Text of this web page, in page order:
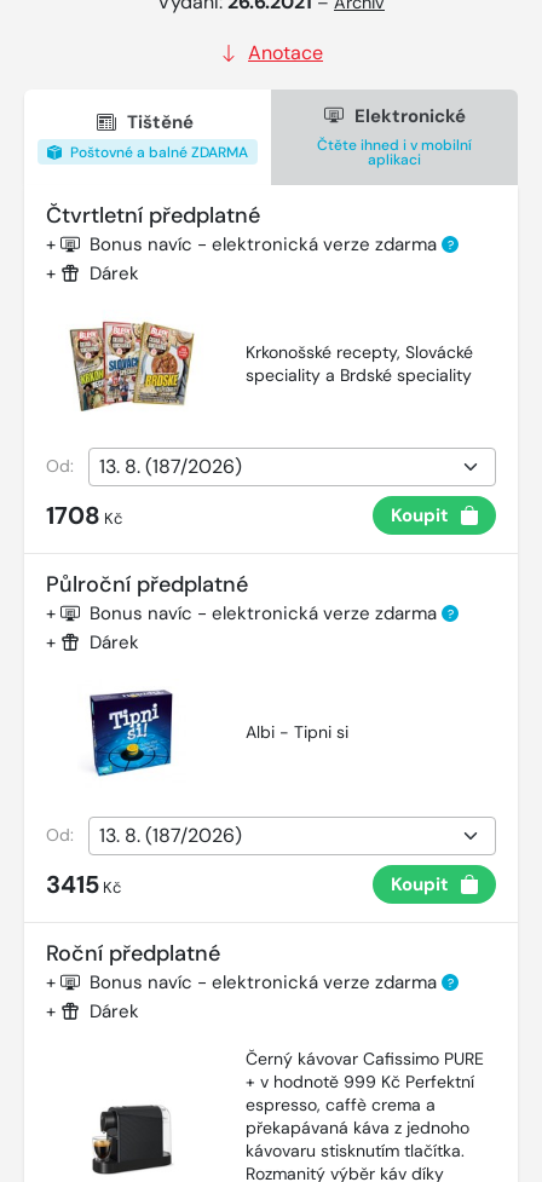
Anotace
Tištěné
Poštovné a balné ZDARMA
Elektronické
Čtěte ihned i v mobilní
aplikaci
Čtvrtletní předplatné
+ Bonus navíc - elektronická verze zdarma ?
+ Dárek
Krkonošské recepty, Slovácké
speciality a Brdské speciality
Od:
1708 Kč Koupit
Půlroční předplatné
+ Bonus navíc - elektronická verze zdarma ?
+ Dárek
Albi - Tipni si
Od:
3415 Kč Koupit
Roční předplatné
+ Bonus navíc - elektronická verze zdarma ?
+ Dárek
Černý kávovar Cafissimo PURE
+ v hodnotě 999 Kč Perfektní
espresso, caffè crema a
překapávaná káva z jednoho
kávovaru stisknutím tlačítka.
Rozmanitý výběr káv díky